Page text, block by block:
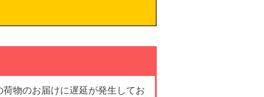
物のお届けに遅延が発生してお